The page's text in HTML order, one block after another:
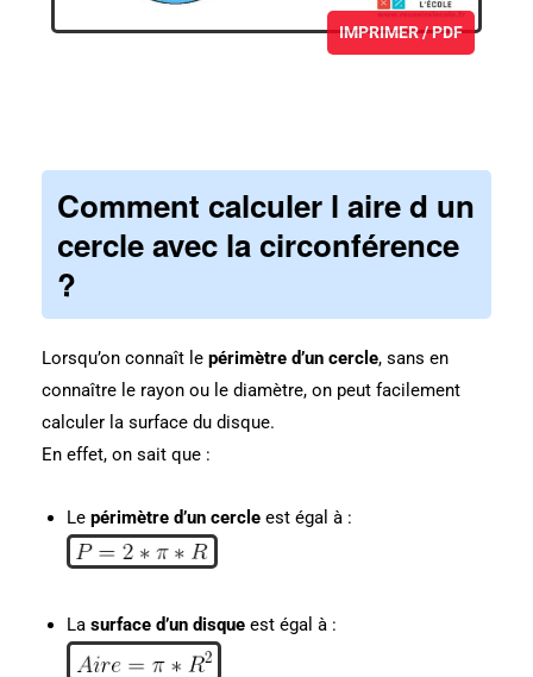
IMPRIMER / PDF
Comment calculer l aire d un
cercle avec la circonférence
?
Lorsqu’on connaît le périmètre d’un cercle, sans en
connaître le rayon ou le diamètre, on peut facilement
calculer la surface du disque.
En effet, on sait que :
Le périmètre d’un cercle est égal à :
La surface d’un disque est égal à :